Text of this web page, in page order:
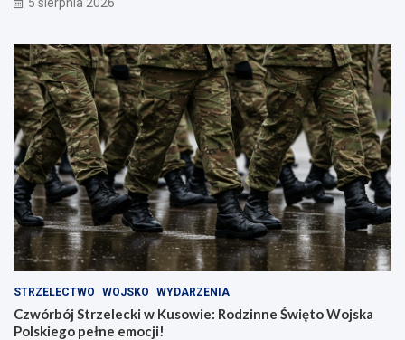
STRZELECTWO WOJSKO WYDARZENIA
Czwórbój Strzelecki w Kusowie: Rodzinne Święto Wojska
Polskiego pełne emocji!